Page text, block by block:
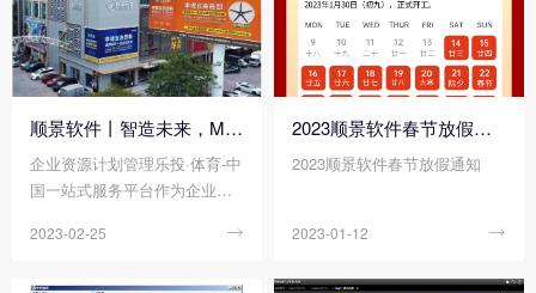
育-中国一站式服务平台的迭代
升级。借助顺景团队近二十年
专研制造业数字化管理所积淀
的能力和经验，这次的数字化
升级将帮助涂亿科技建立从订
程数字化管理，实现全链条信
息及时交互、数据准确透明，
构建全方位的数字化企业管理
升、银禧科技、科聚孚、横店
得邦、瑞堂塑料等单位的企业
的代表齐聚一堂，就数字化工
厂建设的发展趋势、顶层设计
和应用案例进行了深入探讨，
型注入新动力。
顺景软件丨智造未来，MES数字化赋能制造业变革重生！
企业资源计划管理乐投·体育-中
国一站式服务平台作为企业内
字化技术融合创新，是现代企
2023-02-25 
2023顺景软件春节放假通知
2023顺景软件春节放假通知
2023-01-12 